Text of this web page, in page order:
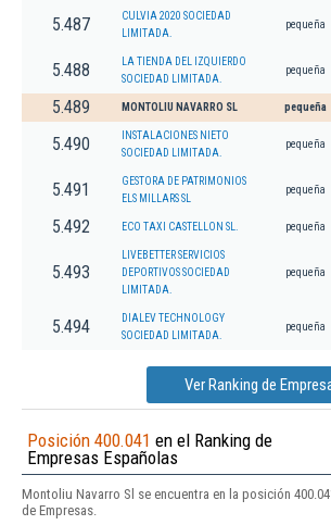
5.487
CULVIA 2020 SOCIEDAD
LIMITADA.
pequeña
5.488
LA TIENDA DEL IZQUIERDO
SOCIEDAD LIMITADA.
pequeña
5.489 MONTOLIU NAVARRO SL pequeña
5.490
INSTALACIONES NIETO
SOCIEDAD LIMITADA.
pequeña
5.491
GESTORA DE PATRIMONIOS
ELS MILLARS SL
pequeña
5.492 ECO TAXI CASTELLON SL. pequeña
5.493
LIVEBETTER SERVICIOS
DEPORTIVOS SOCIEDAD
LIMITADA.
pequeña
5.494
DIALEV TECHNOLOGY
SOCIEDAD LIMITADA.
pequeña
Ver Ranking de
Posición 400.041 en el Ranking de
Empresas Españolas
Montoliu Navarro Sl se encuentra en la posición
de Empresas.